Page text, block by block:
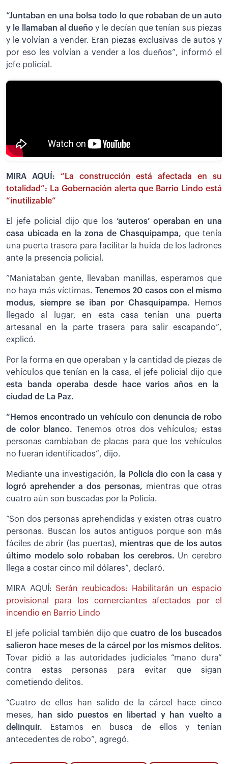
“Juntaban en una bolsa todo lo que robaban de un auto
y le llamaban al dueñoy le decían que tenían sus piezas
y le volvían a vender. Eran piezas exclusivas de autos y
por eso les volvían a vender a los dueños”, informó el
jefe policial.
MIRA AQUÍ: “La construcción está afectada en su
totalidad”: La Gobernación alerta que Barrio Lindo está
“inutilizable”
El jefe policial dijo que los ‘auteros’ operaban en una
casa ubicada en la zona de Chasquipampa, que tenía
una puerta trasera para facilitar la huida de los ladrones
ante la presencia policial.
“Maniataban gente, llevaban manillas, esperamos que
no haya más víctimas. Tenemos 20 casos con el mismo
modus, siempre se iban por Chasquipampa. Hemos
llegado al lugar, en esta casa tenían una puerta
artesanal en la parte trasera para salir escapando”,
explicó.
Por la forma en que operaban y la cantidad de piezas de
vehículos que tenían en la casa, el jefe policial dijo que
esta banda operaba desde hace varios años en la
ciudad de La Paz.
“Hemos encontrado un vehículo con denuncia de robo
de color blanco. Tenemos otros dos vehículos; estas
personas cambiaban de placas para que los vehículos
no fueran identificados”, dijo.
Mediante una investigación, la Policía dio con la casa y
logró aprehender a dos personas, mientras que otras
cuatro aún son buscadas por la Policía.
“Son dos personas aprehendidas y existen otras cuatro
personas. Buscan los autos antiguos porque son más
fáciles de abrir (las puertas), mientras que de los autos
último modelo solo robaban los cerebros. Un cerebro
llega a costar cinco mil dólares”, declaró.
MIRA AQUÍ:Serán reubicados: Habilitarán un espacio
provisional para los comerciantes afectados por el
incendio en Barrio Lindo
El jefe policial también dijo que cuatro de los buscados
salieron hace meses de la cárcel por los mismos delitos.
Tovar pidió a las autoridades judiciales “mano dura”
contra estas personas para evitar que sigan
cometiendo delitos.
“Cuatro de ellos han salido de la cárcel hace cinco
meses, han sido puestos en libertad y han vuelto a
delinquir. Estamos en busca de ellos y tenían
antecedentes de robo”, agregó.